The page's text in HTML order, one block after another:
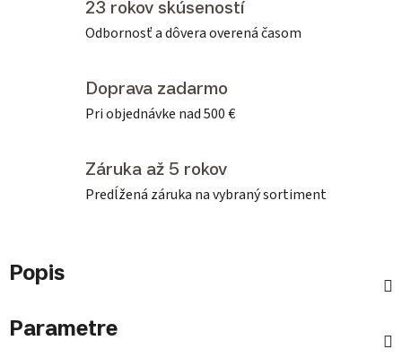
23 rokov skúseností
Odbornosť a dôvera overená časom
Doprava zadarmo
Pri objednávke nad 500 €
Záruka až 5 rokov
Predĺžená záruka na vybraný sortiment
Popis
Parametre